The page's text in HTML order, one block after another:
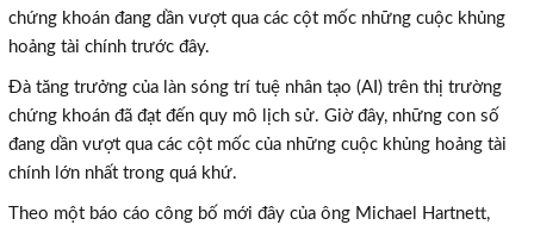
chứng khoán đang dần vượt qua các cột mốc những cuộc khủng
hoảng tài chính trước đây.
Đà tăng trưởng của làn sóng trí tuệ nhân tạo (AI) trên thị trường
chứng khoán đã đạt đến quy mô lịch sử. Giờ đây, những con số
đang dần vượt qua các cột mốc của những cuộc khủng hoảng tài
chính lớn nhất trong quá khứ.
Theo một báo cáo công bố mới đây của ông Michael Hartnett,